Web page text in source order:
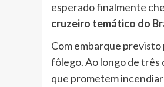
esperado finalmente
cruzeiro temático do
Com embarque previsto
fôlego. Ao longo de três
que prometem